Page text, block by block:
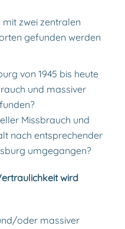
zwei zentralen
gefunden werden
von 1945 bis heute
und massiver
Missbrauch und
nach entsprechender
umgegangen?
wird
oder massiver